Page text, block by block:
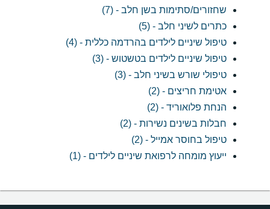
שחזורים/סתימות בשן חלב - (7)
כתרים לשיני חלב - (5)
טיפול שיניים לילדים בהרדמה כללית - (4)
טיפול שיניים לילדים בטשטוש - (3)
טיפולי שורש בשיני חלב - (3)
אטימת חריצים - (2)
הנחת פלואוריד - (2)
חבלות בשינים נשירות - (2)
טיפול בחוסר אמייל - (2)
ייעוץ מומחה לרפואת שיניים לילדים - (1)